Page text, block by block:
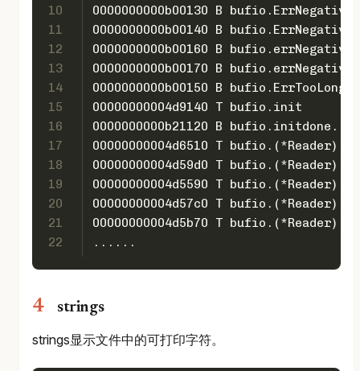
10
11
12
13
14
15
16
17
18
19
20
21
22
0000000000b00130 B
0000000000b00140 B
0000000000b00160 B
0000000000b00170 B
0000000000b00150 B bufio.ErrTooLong
00000000004d9140 T bufio.init
0000000000b21120 B bufio.initdone.
00000000004d6510 T
00000000004d59d0 T
00000000004d5590 T
00000000004d57c0 T
00000000004d5b70 T
......
strings
strings显示文件中的可打印字符。